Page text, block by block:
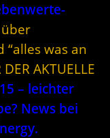
was an
AKTUELLE
– leichter
News bei